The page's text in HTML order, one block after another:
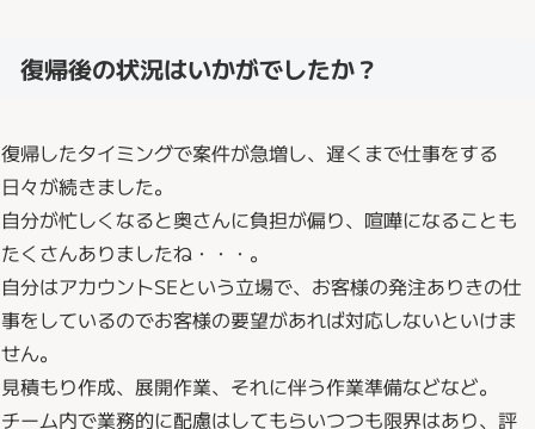
復帰後の状況はいかがでしたか？
復帰したタイミングで案件が急増し、遅くまで仕事をする
日々が続きました。
自分が忙しくなると奥さんに負担が偏り、喧嘩になることも
たくさんありましたね・・・。
自分はアカウントSEという立場で、お客様の発注ありきの仕
事をしているのでお客様の要望があれば対応しないといけま
せん。
見積もり作成、展開作業、それに伴う作業準備などなど。
チーム内で業務的に配慮はしてもらいつつも限界はあり、評